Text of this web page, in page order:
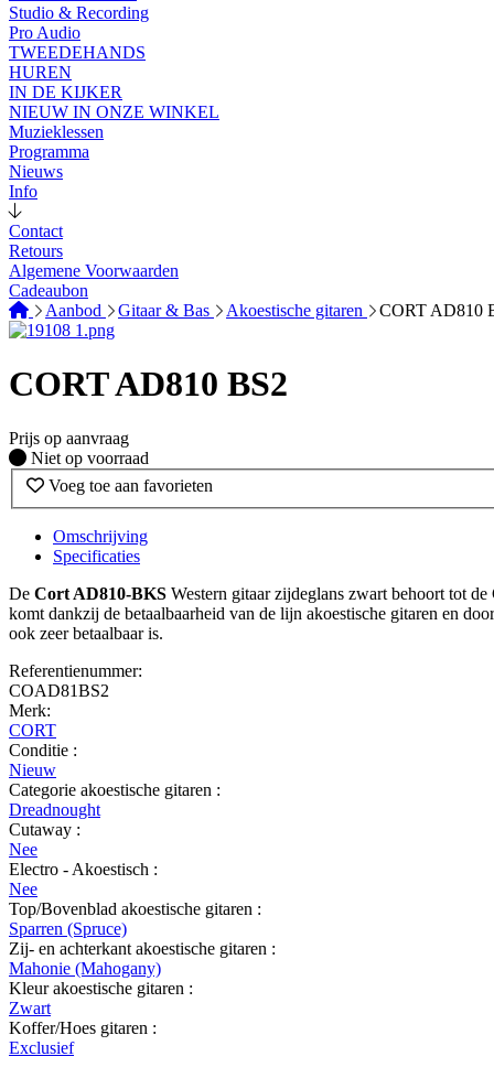
Studio & Recording
Pro Audio
TWEEDEHANDS
HUREN
IN DE KIJKER
NIEUW IN ONZE WINKEL
Muzieklessen
Programma
Nieuws
Info
Contact
Retours
Algemene Voorwaarden
Cadeaubon
Aanbod
Gitaar & Bas Akoestische gitaren CORT AD810
CORT AD810 BS2
Prijs op aanvraag
Fysiek voorradig
Niet op voorraad
Voeg toe aan favorieten
Omschrijving
Specificaties
De Cort AD810-BKS Western gitaar zijdeglans zwart behoort tot
komt dankzij de betaalbaarheid van de lijn akoestische gitaren en
ook zeer betaalbaar is.
Referentienummer:
COAD81BS2
Merk:
CORT
Conditie :
Nieuw
Categorie akoestische gitaren :
Dreadnought
Cutaway :
Nee
Electro - Akoestisch :
Nee
Top/Bovenblad akoestische gitaren :
Sparren (Spruce)
Zij- en achterkant akoestische gitaren :
Mahonie (Mahogany)
Kleur akoestische gitaren :
Zwart
Koffer/Hoes gitaren :
Exclusief